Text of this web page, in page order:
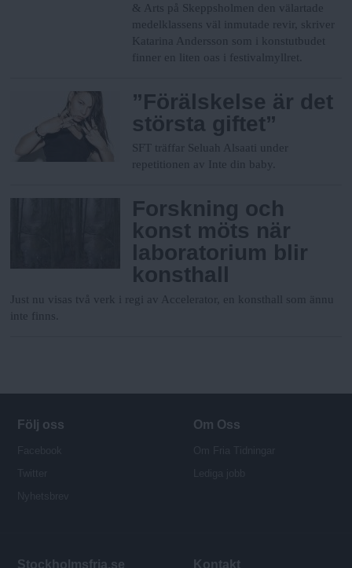
& Arts på Skeppsholmen den välartade
medelklassens väl inmutade revir, skriver
Katarina Andersson som i konstutbudet
finner en liten oas i festivalmyllret.
”Förälskelse är det
största giftet”
SFT träffar Seluah Alsaati under
repetitionen av Inte din baby.
Forskning och
konst möts när
laboratorium blir
konsthall
Just nu visas två verk i regi av Accelerator, en konsthall som ännu
inte finns.
Följ oss Om Oss
Stockholmsfria.se Kontakt